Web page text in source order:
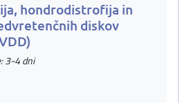
hondrodistrofija in
diskov
3-4 dni